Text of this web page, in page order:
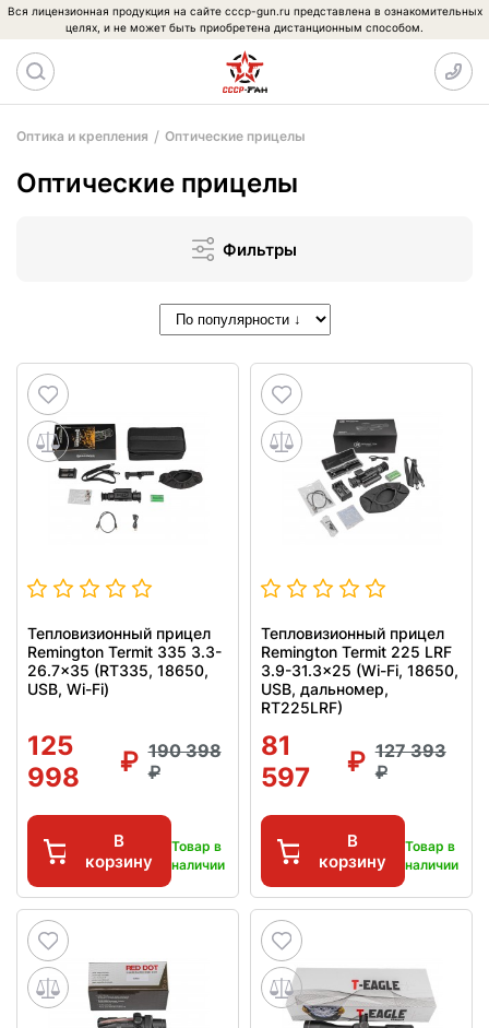
Вся лицензионная продукция на сайте cccp-gun.ru представлена в ознакомительных
целях, и не может быть приобретена дистанционным способом.
Оптика и крепления Оптические прицелы
Оптические прицелы
Фильтры
Тепловизионный прицел
Remington Termit 335 3.3-
26.7x35 (RT335, 18650,
USB, Wi-Fi)
125
998
190 398
В
корзину
Товар в
наличии
Тепловизионный прицел
Remington Termit 225 LRF
3.9-31.3x25 (Wi-Fi, 18650,
USB, дальномер,
RT225LRF)
81
597
127 393
В
корзину
Товар в
наличии